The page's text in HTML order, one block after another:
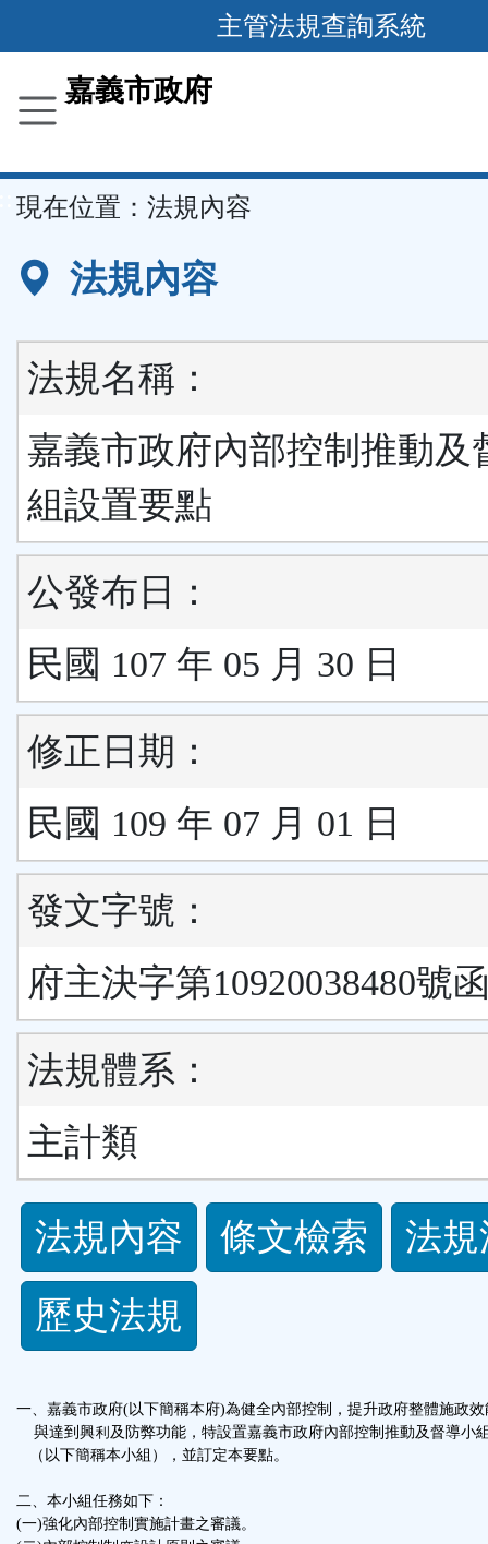
內
容
主管法規查詢系統
嘉義市政府
現在位置： 法規內容
法規內容
法規名稱：
嘉義市政府內部控制推動及
組設置要點
公發布日：
民國 107 年 05 月 30 日
修正日期：
民國 109 年 07 月 01 日
發文字號：
府主決字第10920038480號
法規體系：
主計類
法
規
功
按
鈕
法規內容 條文檢索
法
歷史法規
一、嘉義市政府(以下簡稱本府)為健全內部控制，提升政府整體施政效
與達到興利及防弊功能，特設置嘉義市政府內部控制推動及督導小
（以下簡稱本小組），並訂定本要點。
二、本小組任務如下：
(一)強化內部控制實施計畫之審議。